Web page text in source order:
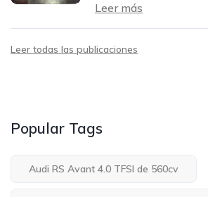
Leer más
Leer todas las publicaciones
Popular Tags
Audi RS Avant 4.0 TFSI de 560cv